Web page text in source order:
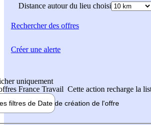
Distance autour du lieu choisi
Rechercherdes offres
uniquement
France Travail Cette action recharge la
filtres de Date de création de l'offre
Créer une alerte